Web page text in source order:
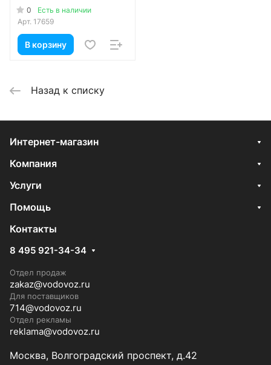
среднегазированный,
ПЭТ, 6 шт. в уп.
0
Есть в наличии
Арт. 17659
В корзину
Назад к списку
Интернет-магазин
Компания
Услуги
Помощь
Контакты
8 495 921-34-34
Отдел продаж
zakaz@vodovoz.ru
Для поставщиков
714@vodovoz.ru
Отдел рекламы
reklama@vodovoz.ru
Москва, Волгоградский проспект, д.42